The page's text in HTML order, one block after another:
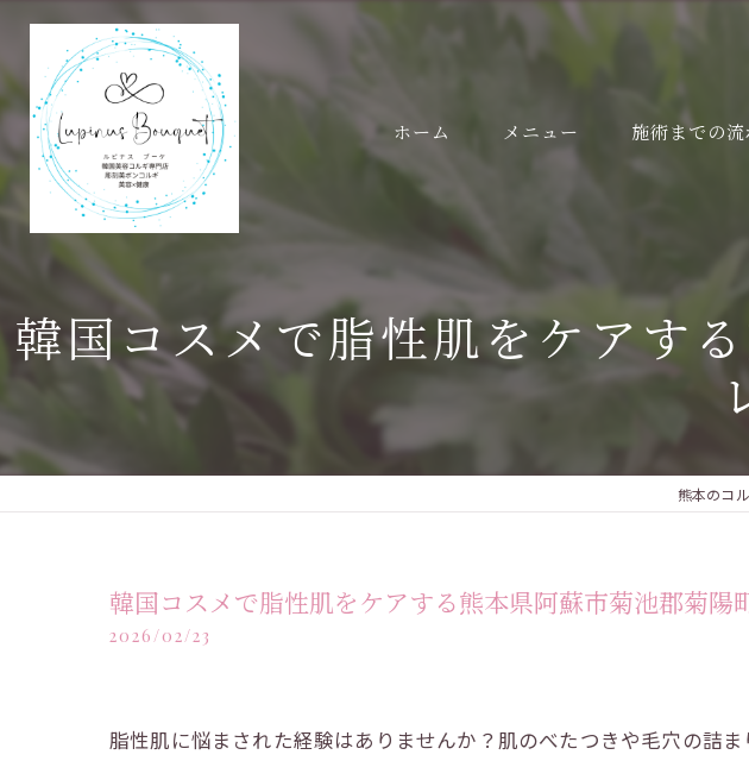
ホーム メニュー 施術までの流
韓国コスメで脂性肌をケアす
熊本のコ
韓国コスメで脂性肌をケアする熊本県阿蘇市菊池郡菊陽
2026/02/23
脂性肌に悩まされた経験はありませんか？肌のべたつきや毛穴の詰